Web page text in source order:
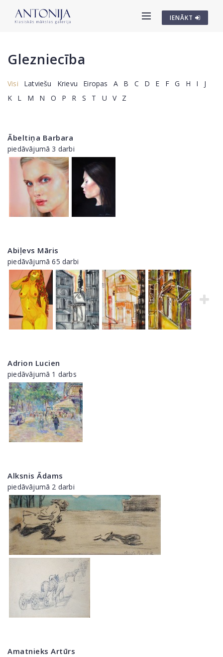
IENĀKT
Glezniecība
Visi Latviešu Krievu Eiropas A B C D E F G H I
J
K
L M N O P R S T U V Z
Ābeltiņa Barbara
piedāvājumā 3 darbi
Abiļevs Māris
piedāvājumā 65 darbi
Adrion Lucien
piedāvājumā 1 darbs
Alksnis Ādams
piedāvājumā 2 darbi
Amatnieks Artūrs